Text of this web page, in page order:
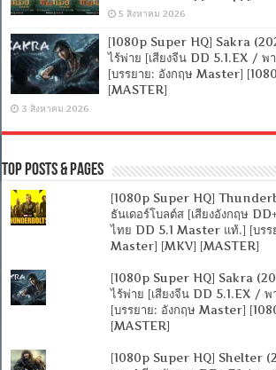
5 สิงหาคม 2026
[1080p Super HQ] Sakra
ไร้พ่าย [เสียงจีน DD 5.1.EX / พ
[บรรยาย: อังกฤษ Master]
[MASTER]
3 สิงหาคม 2026
Top Posts & Pages
[1080p Super HQ]
ธันเดอร์โบลต์ส [เสียงอังกฤษ
ไทย DD 5.1 Master แท้.] [บรร
Master] [MKV] [MASTER]
[1080p Super HQ] Sakra
ไร้พ่าย [เสียงจีน DD 5.1.EX /
[บรรยาย: อังกฤษ Master]
[MASTER]
[1080p Super HQ] Shelter